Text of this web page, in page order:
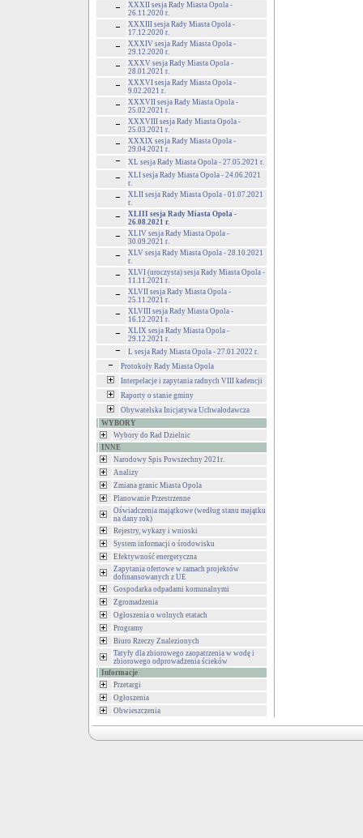
XXXII sesja Rady Miasta Opola -
26.11.2020 r.
XXXIII sesja Rady Miasta Opola -
17.12.2020 r.
XXXIV sesja Rady Miasta Opola -
29.12.2020 r.
XXXV sesja Rady Miasta Opola -
28.01.2021 r.
XXXVI sesja Rady Miasta Opola -
9.02.2021 r.
XXXVII sesja Rady Miasta Opola -
25.02.2021 r.
XXXVIII sesja Rady Miasta Opola -
25.03.2021 r.
XXXIX sesja Rady Miasta Opola -
29.04.2021 r.
XL sesja Rady Miasta Opola - 27.05.2021 r.
XLI sesja Rady Miasta Opola - 24.06.2021
r.
XLII sesja Rady Miasta Opola - 01.07.2021
r.
XLIII sesja Rady Miasta Opola -
26.08.2021 r.
XLIV sesja Rady Miasta Opola -
30.09.2021 r.
XLV sesja Rady Miasta Opola - 28.10.2021
r.
XLVI (uroczysta) sesja Rady Miasta Opola -
11.11.2021 r.
XLVII sesja Rady Miasta Opola -
25.11.2021 r.
XLVIII sesja Rady Miasta Opola -
16.12.2021 r.
XLIX sesja Rady Miasta Opola -
29.12.2021 r.
L sesja Rady Miasta Opola - 27.01.2022 r.
Protokoły Rady Miasta Opola
Interpelacje i zapytania radnych VIII kadencji
Raporty o stanie gminy
Obywatelska Inicjatywa Uchwałodawcza
WYBORY
Wybory do Rad Dzielnic
INNE
Narodowy Spis Powszechny 2021r.
Analizy
Zmiana granic Miasta Opola
Planowanie Przestrzenne
Oświadczenia majątkowe (według stanu majątku
na dany rok)
Rejestry, wykazy i wnioski
System informacji o środowisku
Efektywność energetyczna
Zapytania ofertowe w ramach projektów
dofinansowanych z UE
Gospodarka odpadami komunalnymi
Zgromadzenia
Ogłoszenia o wolnych etatach
Programy
Biuro Rzeczy Znalezionych
Tatyfy dla zbiorowego zaopatrzenia w wodę i
zbiorowego odprowadzenia ścieków
Informacje
Przetargi
Ogłoszenia
Obwieszczenia